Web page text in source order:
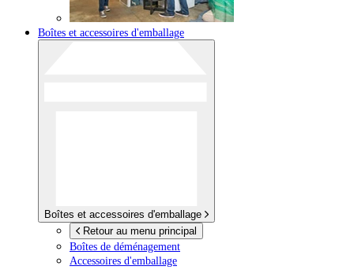
Boîtes et accessoires d'emballage
Boîtes et accessoires d'emballage
Retour au menu principal
Boîtes de déménagement
Accessoires d'emballage